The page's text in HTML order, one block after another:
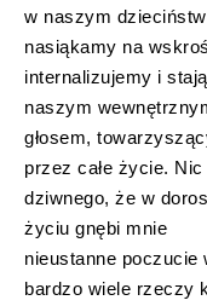
w naszym
nasiąkamy na
internalizujemy i
naszym
głosem,
przez całe życie. Nic
dziwnego, że w
życiu gnębi mnie
nieustanne poczucie
bardzo wiele rzeczy